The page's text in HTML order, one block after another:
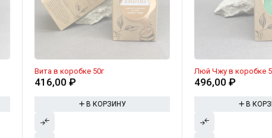
Вита в коробке 50г
416,00 ₽
В КОРЗИНУ
Люй Чжу в коробке
496,00 ₽
В